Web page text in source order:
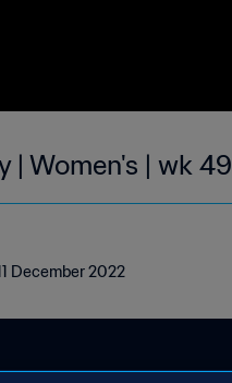
| Women's | wk 49
December 2022